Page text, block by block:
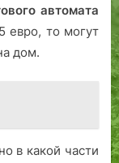
автомата
евро, то могут
дом.
в какой части